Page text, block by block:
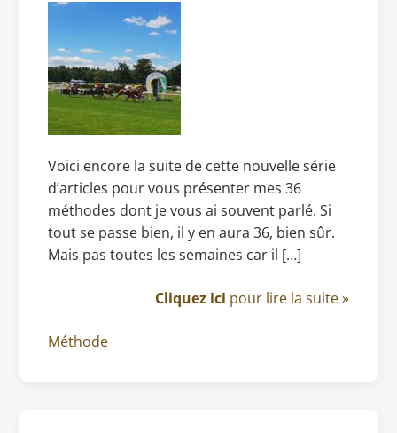
Voici encore la suite de cette nouvelle série
d’articles pour vous présenter mes 36
méthodes dont je vous ai souvent parlé. Si
tout se passe bien, il y en aura 36, bien sûr.
Mais pas toutes les semaines car il […]
Cliquez ici pour lire la suite »
Méthode